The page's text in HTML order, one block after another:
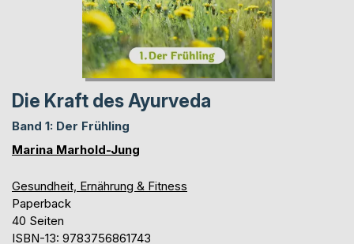
Die Kraft des Ayurveda
Band 1: Der Frühling
Marina Marhold-Jung
Gesundheit, Ernährung & Fitness
Paperback
40 Seiten
ISBN-13: 9783756861743